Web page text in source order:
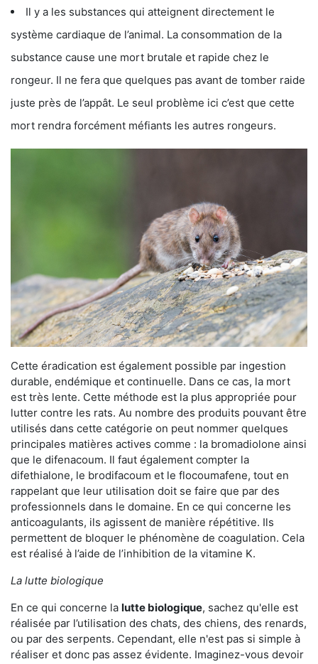
Il y a les substances qui atteignent directement le
système cardiaque de l’animal. La consommation de la
substance cause une mort brutale et rapide chez le
rongeur. Il ne fera que quelques pas avant de tomber raide
juste près de l’appât. Le seul problème ici c’est que cette
mort rendra forcément méfiants les autres rongeurs.
Cette éradication est également possible par ingestion
durable, endémique et continuelle. Dans ce cas, la mort
est très lente. Cette méthode est la plus appropriée pour
lutter contre les rats. Au nombre des produits pouvant être
utilisés dans cette catégorie on peut nommer quelques
principales matières actives comme : la bromadiolone ainsi
que le difenacoum. Il faut également compter la
difethialone, le brodifacoum et le flocoumafene, tout en
rappelant que leur utilisation doit se faire que par des
professionnels dans le domaine. En ce qui concerne les
anticoagulants, ils agissent de manière répétitive. Ils
permettent de bloquer le phénomène de coagulation. Cela
est réalisé à l’aide de l’inhibition de la vitamine K.
La lutte biologique
En ce qui concerne la lutte biologique, sachez qu'elle est
réalisée par l’utilisation des chats, des chiens, des renards,
ou par des serpents. Cependant, elle n'est pas si simple à
réaliser et donc pas assez évidente. Imaginez-vous devoir